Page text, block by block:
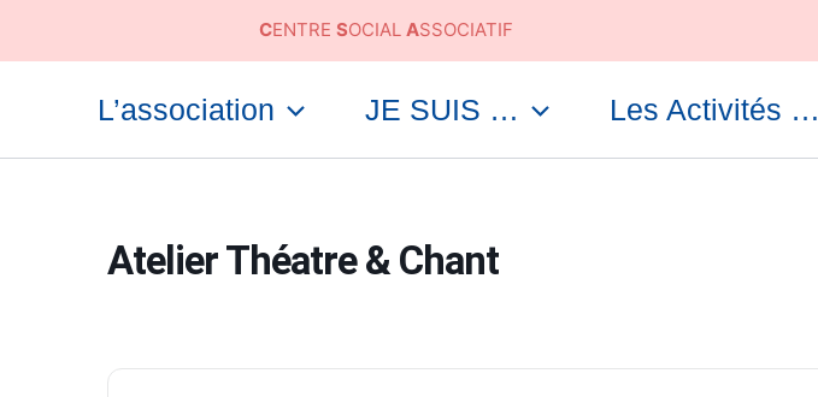
CENTRE SOCIAL ASSOCIATIF
L’association JE SUIS … Les Activités …
Atelier Théatre & Chant